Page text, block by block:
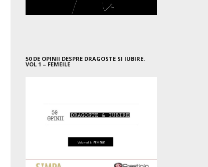
50 DE OPINII DESPRE DRAGOSTE SI IUBIRE.
VOL 1 – FEMEILE